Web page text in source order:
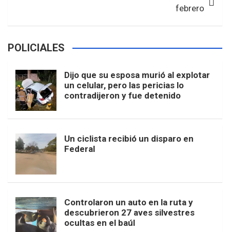
febrero
POLICIALES
Dijo que su esposa murió al explotar
un celular, pero las pericias lo
contradijeron y fue detenido
Un ciclista recibió un disparo en
Federal
Controlaron un auto en la ruta y
descubrieron 27 aves silvestres
ocultas en el baúl